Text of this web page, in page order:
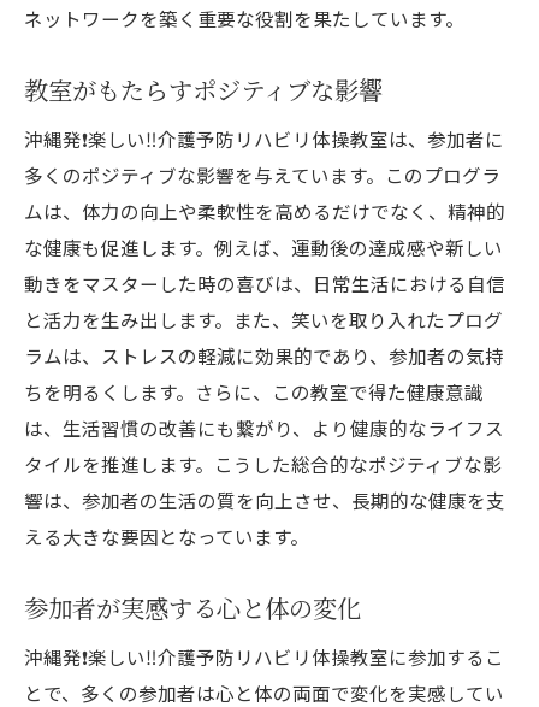
ネットワークを築く重要な役割を果たしています。
教室がもたらすポジティブな影響
沖縄発❗️楽しい‼️介護予防リハビリ体操教室は、参加者に
多くのポジティブな影響を与えています。このプログラ
ムは、体力の向上や柔軟性を高めるだけでなく、精神的
な健康も促進します。例えば、運動後の達成感や新しい
動きをマスターした時の喜びは、日常生活における自信
と活力を生み出します。また、笑いを取り入れたプログ
ラムは、ストレスの軽減に効果的であり、参加者の気持
ちを明るくします。さらに、この教室で得た健康意識
は、生活習慣の改善にも繋がり、より健康的なライフス
タイルを推進します。こうした総合的なポジティブな影
響は、参加者の生活の質を向上させ、長期的な健康を支
える大きな要因となっています。
参加者が実感する心と体の変化
沖縄発❗️楽しい‼️介護予防リハビリ体操教室に参加するこ
とで、多くの参加者は心と体の両面で変化を実感してい